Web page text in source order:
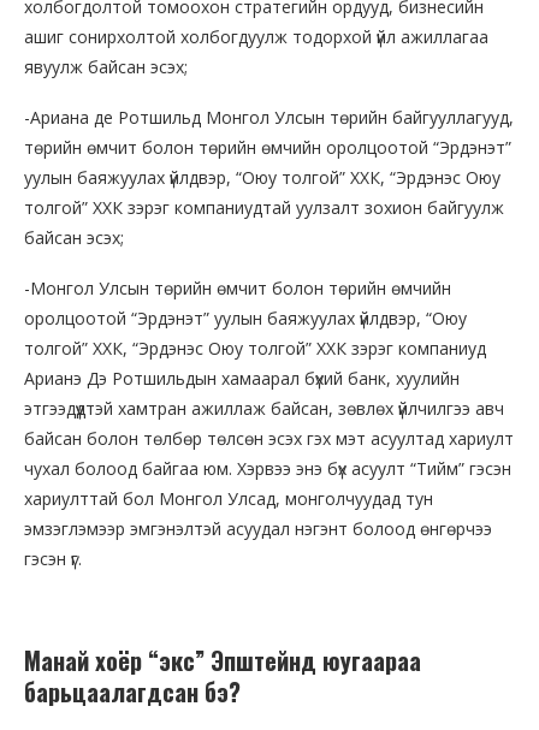
холбогдолтой томоохон стратегийн ордууд, бизнесийн
ашиг сонирхолтой холбогдуулж тодорхой үйл ажиллагаа
явуулж байсан эсэх;
-Ариана де Ротшильд Монгол Улсын төрийн байгууллагууд,
төрийн өмчит болон төрийн өмчийн оролцоотой “Эрдэнэт”
уулын баяжуулах үйлдвэр, “Оюу толгой” ХХК, “Эрдэнэс Оюу
толгой” ХХК зэрэг компаниудтай уулзалт зохион байгуулж
байсан эсэх;
-Монгол Улсын төрийн өмчит болон төрийн өмчийн
оролцоотой “Эрдэнэт” уулын баяжуулах үйлдвэр, “Оюу
толгой” ХХК, “Эрдэнэс Оюу толгой” ХХК зэрэг компаниуд
Арианэ Дэ Ротшильдын хамаарал бүхий банк, хуулийн
этгээдүүдтэй хамтран ажиллаж байсан, зөвлөх үйлчилгээ авч
байсан болон төлбөр төлсөн эсэх гэх мэт асуултад хариулт
чухал болоод байгаа юм. Хэрвээ энэ бүх асуулт “Тийм” гэсэн
хариулттай бол Монгол Улсад, монголчуудад тун
эмзэглэмээр эмгэнэлтэй асуудал нэгэнт болоод өнгөрчээ
гэсэн үг.
Манай хоёр “экс” Эпштейнд юугаараа
барьцаалагдсан бэ?